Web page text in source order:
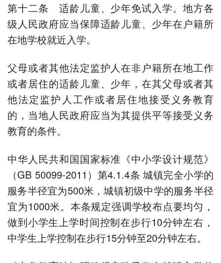
第十二条 适龄儿童、少年免试入学。地方各
级人民政府应当保障适龄儿童、少年在户籍所
在地学校就近入学。
父母或者其他法定监护人在非户籍所在地工作
或者居住的适龄儿童、少年，在其父母或者其
他法定监护人工作或者居住地接受义务教育
的，当地人民政府应当为其提供平等接受义务
教育的条件。
中华人民共和国国家标准《中小学设计规范》
（GB 50099-2011）第4.1.4条 城镇完全小学的
服务半径宜为500米，城镇初级中学的服务半径
宜为1000米。本条规定强调学校布点要均匀，
做到小学生上学时间控制在步行10分钟左右，
中学生上学控制在步行15分钟至20分钟左右。